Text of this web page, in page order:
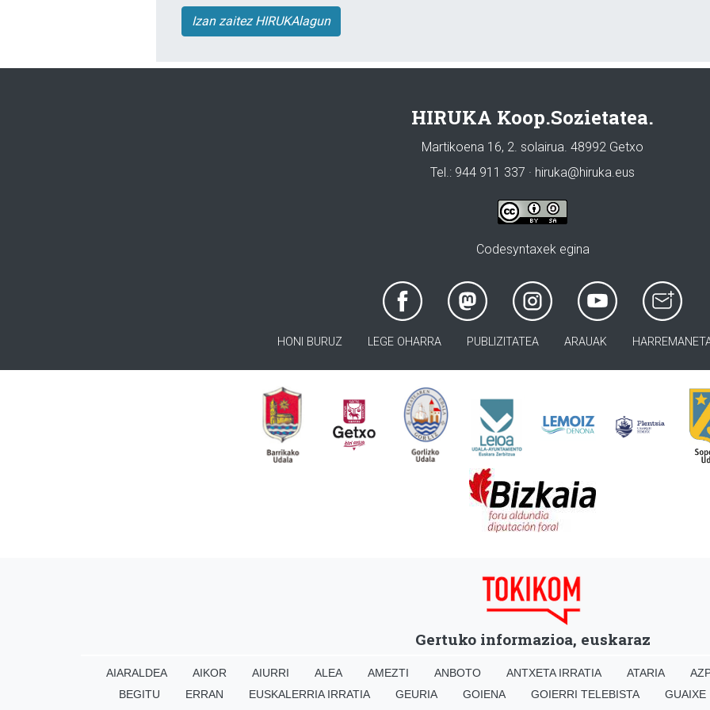
Izan zaitez HIRUKAlagun
HIRUKA Koop.Sozietatea.
Martikoena 16, 2. solairua. 48992 Getxo
Tel.: 944 911 337 · hiruka@hiruka.eus
Codesyntaxek egina
HONI BURUZ LEGE OHARRA PUBLIZITATEA ARAUAK
Gertuko informazioa, euskaraz
AIARALDEA AIKOR AIURRI ALEA AMEZTI ANBOTO ANTXETA IRRATIA ATARIA
BEGITU
ERRAN EUSKALERRIA IRRATIA GEURIA GOIENA GOIERRI TELEBISTA GUAIXE